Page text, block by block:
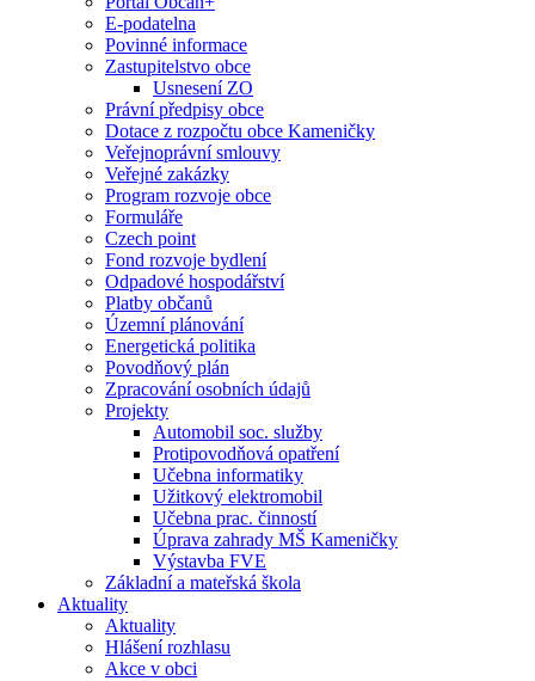
E-podatelna
Povinné informace
Zastupitelstvo obce
Usnesení ZO
Právní předpisy obce
Dotace z rozpočtu obce Kameničky
Veřejnoprávní smlouvy
Veřejné zakázky
Program rozvoje obce
Formuláře
Czech point
Fond rozvoje bydlení
Odpadové hospodářství
Platby občanů
Územní plánování
Energetická politika
Povodňový plán
Zpracování osobních údajů
Projekty
Automobil soc. služby
Protipovodňová opatření
Učebna informatiky
Užitkový elektromobil
Učebna prac. činností
Úprava zahrady MŠ Kameničky
Výstavba FVE
Základní a mateřská škola
Aktuality
Aktuality
Hlášení rozhlasu
Akce v obci